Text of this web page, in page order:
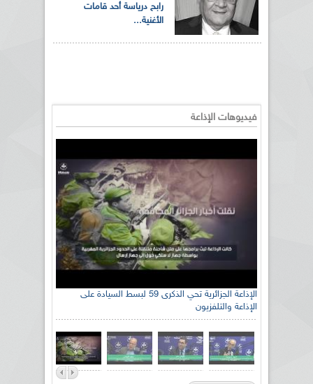
رابح درياسة أحد قامات
الأغنية...
فيديوهات الإذاعة
الإذاعة الجزائرية تحي الذكرى 59 لبسط السيادة على
الإذاعة والتلفزيون